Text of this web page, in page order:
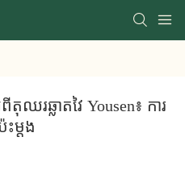
រឆ្លាតវៃ Yousen៖ ការ
ម្តង